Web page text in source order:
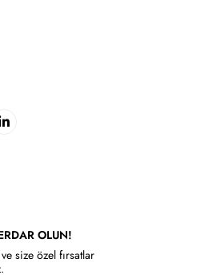
OLUN!
size özel fırsatlar